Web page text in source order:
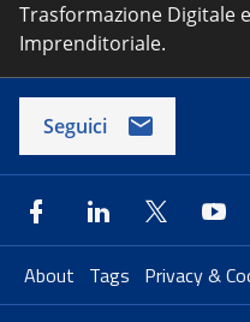
Trasformazione Digitale
Imprenditoriale.
Seguici
About Tags Privacy &